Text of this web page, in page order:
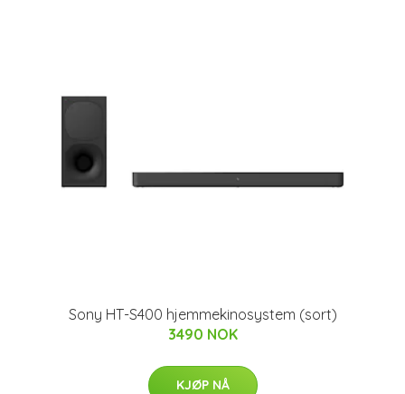
Sony HT-S400 hjemmekinosystem (sort)
3490 NOK
KJØP NÅ